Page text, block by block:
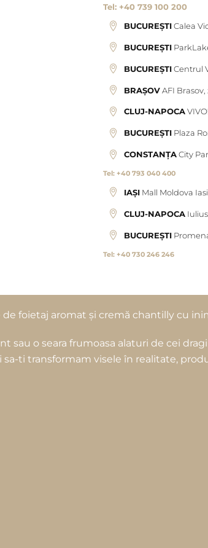
Tel: +40 739 100 200
BUCUREȘTICalea
BUCUREȘTI
BUCUREȘTICentrul
BRAȘOVAFI
CLUJ-NAPOCA
BUCUREȘTI Plaza
CONSTANȚACity
Tel: +40 793 040 400
IAȘI Mall Moldova
CLUJ-NAPOCA
BUCUREȘTI
Tel: +40 730 246 246
foietaj aromat și cremă chantilly cu
o seara frumoasa alaturi de cei
sa-ti transformam visele în realitate,